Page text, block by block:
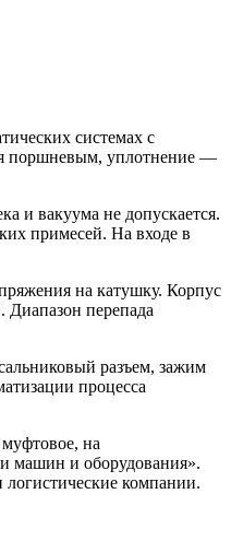
системах с
поршневым, уплотнение —
и вакуума не допускается.
примесей. На входе в
на катушку. Корпус
перепада
разъем, зажим
процесса
на
машин и оборудования».
компании.